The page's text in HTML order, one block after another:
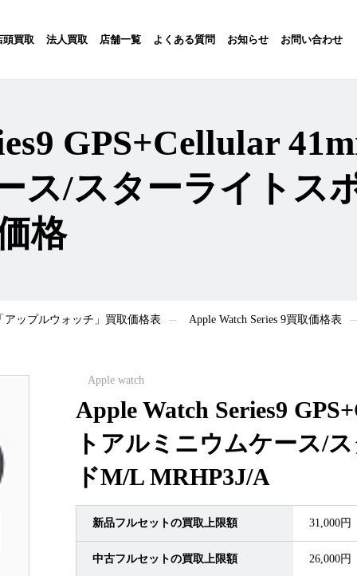
頭買取 法人買取 店舗一覧 よくある質問 お知らせ お問い合わせ
GPS+Cellular
ス/スターライトス
格
アップルウォッチ」買取価格表 Apple Watch Series 9買取価格表
Apple watch
Apple Watch Series9
トアルミニウムケース/
ドM/L MRHP3J/A
新品フルセットの買取上限額 31,000円
中古フルセットの買取上限額 26,000円